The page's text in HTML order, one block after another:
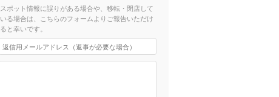
スポット情報に誤りがある場合や、移転・閉店して
いる場合は、こちらのフォームよりご報告いただけ
ると幸いです。